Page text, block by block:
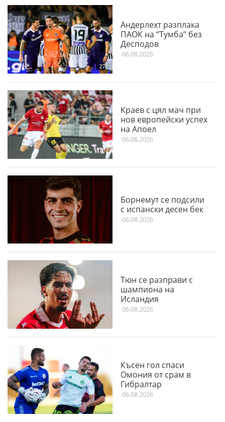
Андерлехт разплака
ПАОК на “Тумба” без
Десподов
06.08.2026
Краев с цял мач при
нов европейски успех
на Апоел
06.08.2026
Борнемут се подсили
с испански десен бек
06.08.2026
Тюн се разправи с
шампиона на
Исландия
06.08.2026
Късен гол спаси
Омония от срам в
Гибралтар
06.08.2026